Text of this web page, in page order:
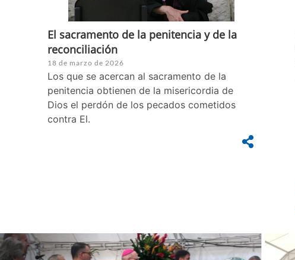
El sacramento de la penitencia y de la
reconciliación
18 de marzo de 2026
Los que se acercan al sacramento de la
penitencia obtienen de la misericordia de
Dios el perdón de los pecados cometidos
contra El.